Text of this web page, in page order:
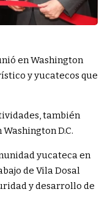
en Washington
y yucatecos que
también
D.C.
yucateca en
de Vila Dosal
y desarrollo de